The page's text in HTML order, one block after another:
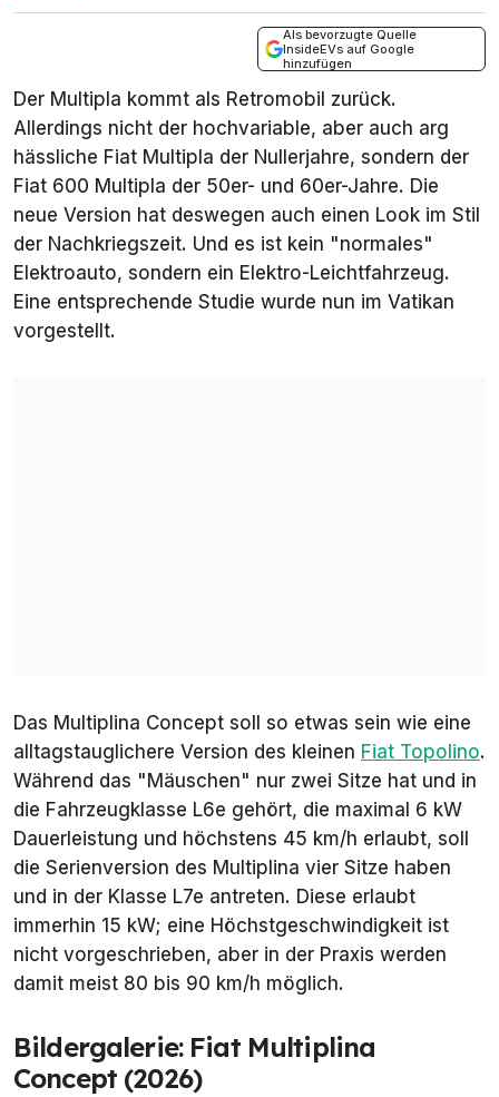
Als bevorzugte Quelle
InsideEVs auf Google
hinzufügen
Der Multipla kommt als Retromobil zurück.
Allerdings nicht der hochvariable, aber auch arg
hässliche Fiat Multipla der Nullerjahre, sondern der
Fiat 600 Multipla der 50er- und 60er-Jahre. Die
neue Version hat deswegen auch einen Look im Stil
der Nachkriegszeit. Und es ist kein "normales"
Elektroauto, sondern ein Elektro-Leichtfahrzeug.
Eine entsprechende Studie wurde nun im Vatikan
vorgestellt.
Das Multiplina Concept soll so etwas sein wie eine
alltagstauglichere Version des kleinen Fiat Topolino.
Während das "Mäuschen" nur zwei Sitze hat und in
die Fahrzeugklasse L6e gehört, die maximal 6 kW
Dauerleistung und höchstens 45 km/h erlaubt, soll
die Serienversion des Multiplina vier Sitze haben
und in der Klasse L7e antreten. Diese erlaubt
immerhin 15 kW; eine Höchstgeschwindigkeit ist
nicht vorgeschrieben, aber in der Praxis werden
damit meist 80 bis 90 km/h möglich.
Bildergalerie: Fiat Multiplina
Concept (2026)